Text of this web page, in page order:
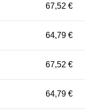
67,52 €
64,79 €
67,52 €
64,79 €